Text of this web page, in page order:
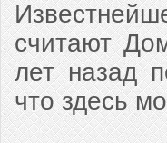
считают
лет назад
что здесь